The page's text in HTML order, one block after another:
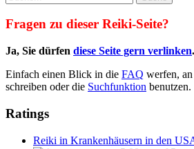
Fragen zu dieser Reiki-Seite?
Ja, Sie dürfen diese Seite gern verlinken.
Einfach einen Blick in die FAQ werfen,
schreiben oder die Suchfunktion benutzen.
Ratings
Reiki in Krankenhäusern in den